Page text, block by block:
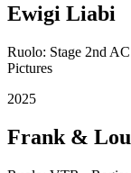
Ewigi Liabi
Ruolo: Stage 2nd
Pictures
2025
Frank &